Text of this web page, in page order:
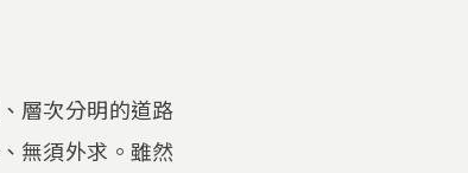
層次分明的道路
無須外求。雖然